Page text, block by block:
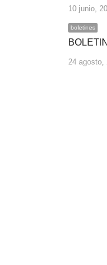
10 junio,
boletines
24 agosto,